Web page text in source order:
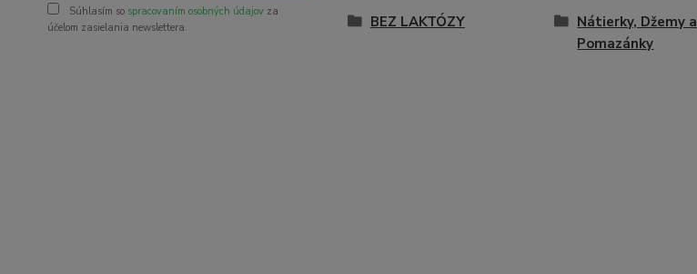
Súhlasím so spracovaním osobných údajov za
účelom zasielania newslettera.
BEZ LAKTÓZY
Nátierky, Džemy a
Pomazánky